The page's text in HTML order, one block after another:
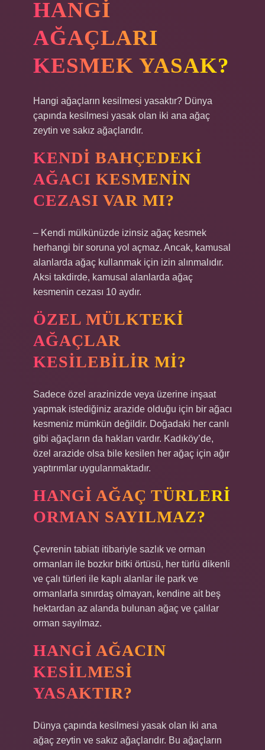
HANGI
AĞAÇLARI
KESMEK YASAK?
Hangi ağaçların kesilmesi yasaktır? Dünya
çapında kesilmesi yasak olan iki ana ağaç
zeytin ve sakız ağaçlarıdır.
KENDI BAHÇEDEKI
AĞACI KESMENIN
CEZASI VAR MI?
– Kendi mülkünüzde izinsiz ağaç kesmek
herhangi bir soruna yol açmaz. Ancak, kamusal
alanlarda ağaç kullanmak için izin alınmalıdır.
Aksi takdirde, kamusal alanlarda ağaç
kesmenin cezası 10 aydır.
ÖZEL MÜLKTEKI
AĞAÇLAR
KESILEBILIR MI?
Sadece özel arazinizde veya üzerine inşaat
yapmak istediğiniz arazide olduğu için bir ağacı
kesmeniz mümkün değildir. Doğadaki her canlı
gibi ağaçların da hakları vardır. Kadıköy’de,
özel arazide olsa bile kesilen her ağaç için ağır
yaptırımlar uygulanmaktadır.
HANGI AĞAÇ TÜRLERI
ORMAN SAYILMAZ?
Çevrenin tabiatı itibariyle sazlık ve orman
ormanları ile bozkır bitki örtüsü, her türlü dikenli
ve çalı türleri ile kaplı alanlar ile park ve
ormanlarla sınırdaş olmayan, kendine ait beş
hektardan az alanda bulunan ağaç ve çalılar
orman sayılmaz.
HANGI AĞACIN
KESILMESI
YASAKTIR?
Dünya çapında kesilmesi yasak olan iki ana
ağaç zeytin ve sakız ağaçlarıdır. Bu ağaçların